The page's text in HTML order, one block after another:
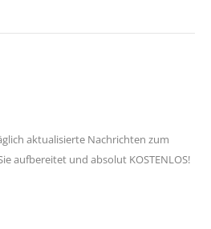
aktualisierte Nachrichten zum
aufbereitet und absolut KOSTENLOS!